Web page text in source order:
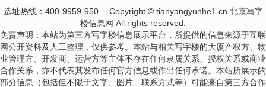
选址热线：400-9959-950
Copyright © tianyangyunhe1.cn 北京写字
楼信息网 All rights reserved.
免责声明：本站为第三方写字楼信息展示平台，所提供的信息来源于互联
网公开资料及人工整理，仅供参考。本站与相关写字楼的大厦产权方、物
业管理方、开发商、运营方等主体不存在任何隶属关系、授权关系或商业
合作关系，亦不代表其发布任何官方信息或作出任何承诺。本站所展示的
部分信息（包括但不限于文字、图片、联系方式等）可能来自第三方合作